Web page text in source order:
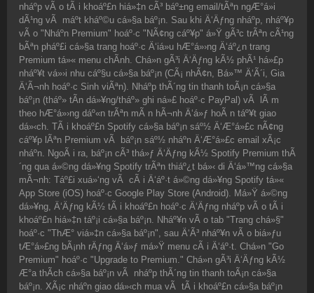
nháº­p vÃ o tÃ i khoáº£n hiá»‡n cÃ³ báº±ng email/tÃªn ngÆ°á»i
dÃ¹ng vÃ máº­t kháº©u cá»§a báº¡n. Sau khi Ä‘Äƒng nháº­p, nháº¥p
vÃ o "Nháº­n Premium" hoáº·c "NÃ¢ng cáº¥p" á»Ÿ gÃ³c trÃªn cÃ¹ng
bÃªn pháº£i cá»§a trang hoáº·c Ä‘iá»u hÆ°á»›ng Ä‘áº¿n trang
Premium tá»« menu chÃ­nh. Chá»n gÃ³i Ä‘Äƒng kÃ½ phÃ¹ há»£p
nháº¥t vá»›i nhu cáº§u cá»§a báº¡n (CÃ¡ nhÃ¢n, Bá»™ Ä‘Ã´i, Gia
Ä‘Ã¬nh hoáº·c Sinh viÃªn). Nháº­p thÃ´ng tin thanh toÃ¡n cá»§a
báº¡n (tháº» tÃ­n dá»¥ng/tháº» ghi ná»£ hoáº·c PayPal) vÃ lÃ m
theo hÆ°á»›ng dáº«n trÃªn mÃ n hÃ¬nh Ä‘á»ƒ hoÃ n táº¥t giao
dá»‹ch. TÃ i khoáº£n Spotify cá»§a báº¡n sáº½ Ä‘Æ°á»£c nÃ¢ng
cáº¥p lÃªn Premium vÃ báº¡n sáº½ nháº­n Ä‘Æ°á»£c email xÃ¡c
nháº­n. NgoÃ i ra, báº¡n cÃ³ thá»ƒ Ä‘Äƒng kÃ½ Spotify Premium thÃ
´ng qua á»©ng dá»¥ng Spotify trÃªn thiáº¿t bá»‹ di Ä‘á»™ng cá»§a
mÃ¬nh: Táº£i xuá»‘ng vÃ cÃ i Ä‘áº·t á»©ng dá»¥ng Spotify tá»«
App Store (iOS) hoáº·c Google Play Store (Android). Má»Ÿ á»©ng
dá»¥ng, Ä‘Äƒng kÃ½ tÃ i khoáº£n hoáº·c Ä‘Äƒng nháº­p vÃ o tÃ i
khoáº£n hiá»‡n táº¡i cá»§a báº¡n. Nháº¥n vÃ o tab "Trang chá»§"
hoáº·c "ThÆ° viá»‡n cá»§a báº¡n", sau Ä‘Ã³ nháº¥n vÃ o biá»ƒu
tÆ°á»£ng bÃ¡nh rÄƒng Ä‘á»ƒ má»Ÿ menu cÃ i Ä‘áº·t. Chá»n "Go
Premium" hoáº·c "Upgrade to Premium." Chá»n gÃ³i Ä‘Äƒng kÃ½
Æ°a thÃ­ch cá»§a báº¡n vÃ nháº­p thÃ´ng tin thanh toÃ¡n cá»§a
báº¡n. XÃ¡c nháº­n giao dá»‹ch mua vÃ tÃ i khoáº£n cá»§a báº¡n